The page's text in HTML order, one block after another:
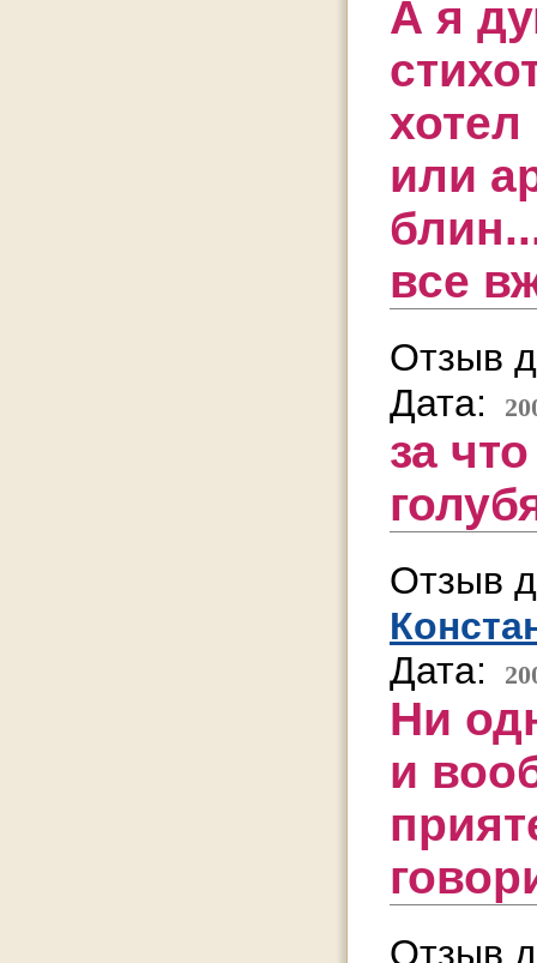
А я
или
все
Отзыв
Дата:
за
Отзыв
Дата:
Ни
и
Отзыв